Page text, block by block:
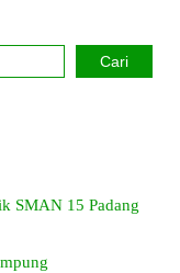
Cari
SMAN 15 Padang